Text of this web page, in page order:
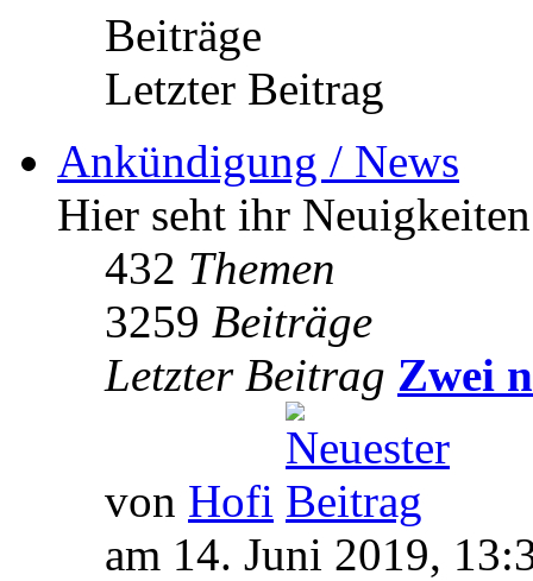
Beiträge
Letzter Beitrag
Ankündigung / News
Hier seht ihr
432 Themen
3259 Beiträge
Letzter Beitrag Zwei
von Hofi
am 14. Juni 2019,